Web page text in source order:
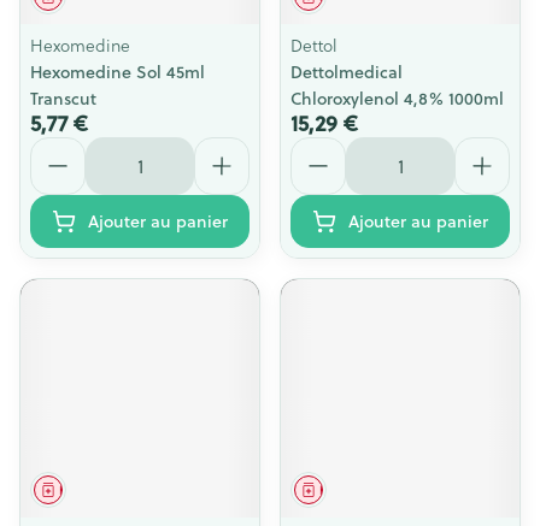
Hexomedine
Hexomedine Sol 45ml
Transcut
5,77 €
Quantité
Ajouter au panier
Dettol
Dettolmedical
Chloroxylenol 4,8% 1000ml
15,29 €
Quantité
Ajouter au panier
Médicament Médicament